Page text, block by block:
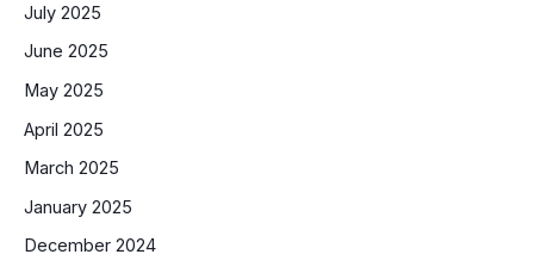
July 2025
June 2025
May 2025
April 2025
March 2025
January 2025
December 2024